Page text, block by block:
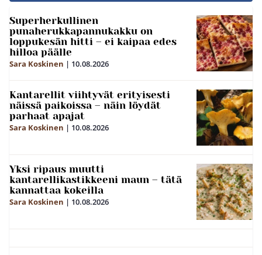
Superherkullinen
punaherukkapannukakku on
loppukesän hitti – ei kaipaa edes
hilloa päälle
Sara Koskinen | 10.08.2026
Kantarellit viihtyvät erityisesti
näissä paikoissa – näin löydät
parhaat apajat
Sara Koskinen | 10.08.2026
Yksi ripaus muutti
kantarellikastikkeeni maun – tätä
kannattaa kokeilla
Sara Koskinen | 10.08.2026